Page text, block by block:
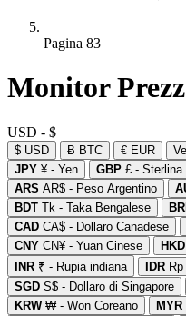
Pagina 83
Monitor
USD - $
$ USD Ƀ BTC € EUR
JPY ¥ - Yen GBP £ - Sterlina
ARS AR$ - Peso Argentino
BDT Tk - Taka Bengalese
CAD CA$ - Dollaro Canadese
CNY CN¥ - Yuan Cinese HKD
INR ₹ - Rupia indiana IDR
SGD S$ - Dollaro di Singapore
KRW₩ - Won Coreano MYR